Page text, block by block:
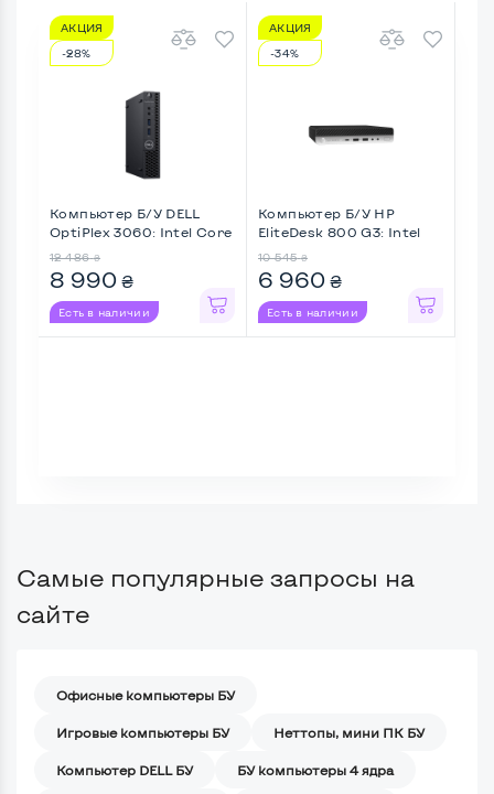
АКЦИЯ
-28%
Компьютер Б/У DELL
OptiPlex 3060: Intel Core
12 486 ₴
8 990 ₴
Есть в наличии
АКЦИЯ
-34%
Компьютер Б/У HP
EliteDesk 800 G3: Intel
10 545 ₴
6 960 ₴
Есть в наличии
Самые популярные запросы на
сайте
Офисные компьютеры БУ
Игровые компьютеры БУ Неттопы, мини ПК БУ
Компьютер DELL БУ БУ компьютеры 4 ядра